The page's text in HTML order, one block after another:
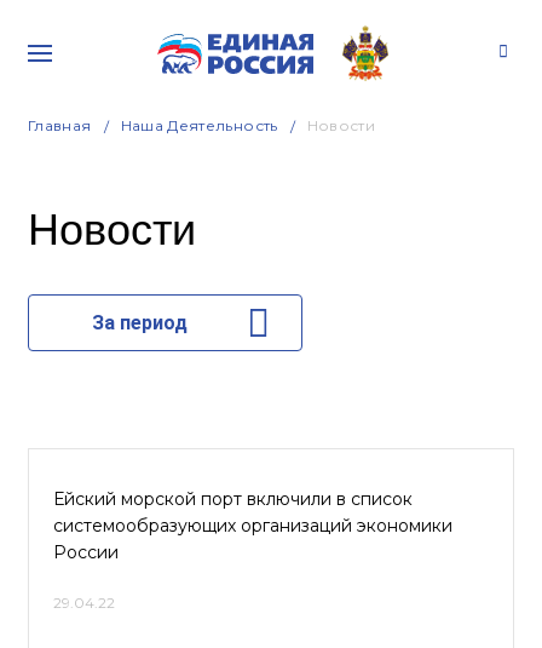
Главная Наша Деятельность Новости
Новости
За период
Ейский морской порт включили в список
системообразующих организаций экономики
России
29.04.22